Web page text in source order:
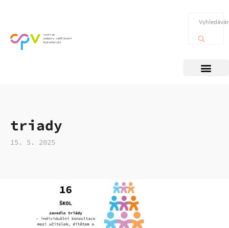
triady
15. 5. 2025